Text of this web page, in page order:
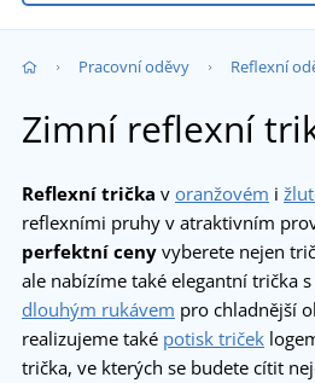
Pracovní oděvy Reflexní
Zimní reflexní
Reflexní trička v oranžovém i
reflexními pruhy v atraktivním
perfektní ceny vyberete nejen
ale nabízíme také elegantní trička
dlouhým rukávem pro chladnější
realizujeme také potisk triček
trička, ve kterých se budete cítit